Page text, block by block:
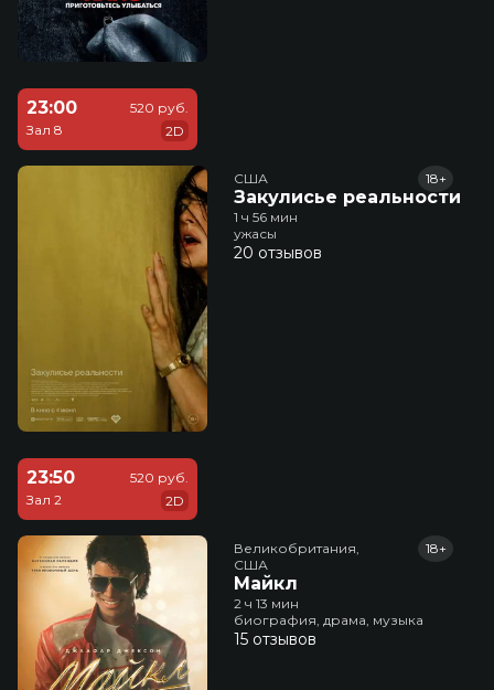
23:00
Зал 8
520 руб.
2D
США
Закулисье реальности
18+
1 ч 56 мин
ужасы
20 отзывов
23:50
Зал 2
520 руб.
2D
Великобритания,
США
Майкл
18+
2 ч 13 мин
биография, драма, музыка
15 отзывов